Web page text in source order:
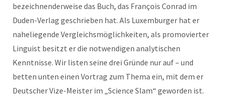
bezeichnenderweise das Buch, das François Conrad im
Duden-Verlag geschrieben hat. Als Luxemburger hat er
naheliegende Vergleichsmöglichkeiten, als promovierter
Linguist besitzt er die notwendigen analytischen
Kenntnisse. Wir listen seine drei Gründe nur auf – und
betten unten einen Vortrag zum Thema ein, mit dem er
Deutscher Vize-Meister im „Science Slam“ geworden ist.